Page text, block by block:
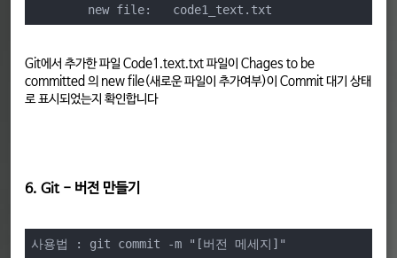
        new file:   code1_text.txt
Git에서 추가한 파일 Code1.text.txt 파일이 Chages to be
committed 의 new file(새로운 파일이 추가여부)이 Commit 대기 상태
로 표시되었는지 확인합니다
6. Git - 버전 만들기
사용법 : git commit -m "[버전 메세지]"